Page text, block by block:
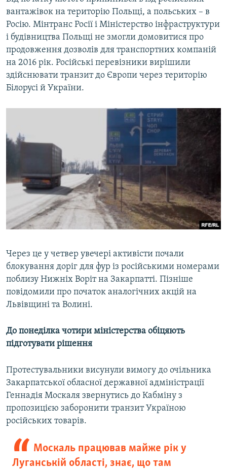
вантажівок на територію Польщі, а польських – в
Росію. Мінтранс Росії і Міністерство інфраструктури
і будівництва Польщі не змогли домовитися про
продовження дозволів для транспортних компаній
на 2016 рік. Російські перевізники вирішили
здійснювати транзит до Європи через територію
Білорусі й України.
Через це у четвер увечері активісти почали
блокування доріг для фур із російськими номерами
поблизу Нижніх Воріт на Закарпатті. Пізніше
повідомили про початок аналогічних акцій на
Львівщині та Волині.
До понеділка чотири міністерства обіцяють
підготувати рішення
Протестувальники висунули вимогу до очільника
Закарпатської обласної державної адміністрації
Геннадія Москаля звернутись до Кабміну з
пропозицією заборонити транзит Україною
російських товарів.
Москаль працював майже рік у
Луганській області, знає, що там